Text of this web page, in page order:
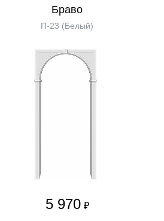
Бравo
П-23 (Белый)
5 970 ₽